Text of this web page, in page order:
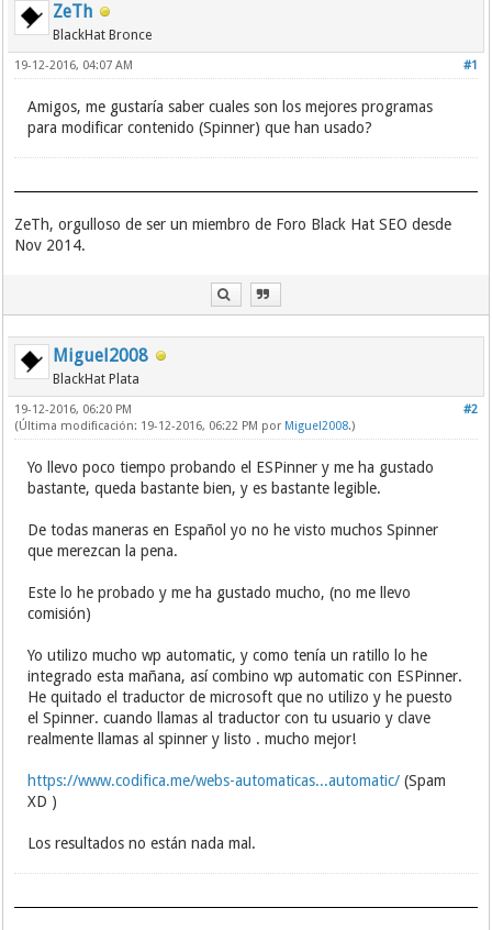
ZeTh
BlackHat Bronce
#1
19-12-2016, 04:07 AM
Amigos, me gustaría saber cuales son los mejores programas
para modificar contenido (Spinner) que han usado?
ZeTh, orgulloso de ser un miembro de Foro Black Hat SEO desde
Nov 2014.
Miguel2008
BlackHat Plata
#2
19-12-2016, 06:20 PM
(Última modificación: 19-12-2016, 06:22 PM por Miguel2008.)
Yo llevo poco tiempo probando el ESPinner y me ha gustado
bastante, queda bastante bien, y es bastante legible.
De todas maneras en Español yo no he visto muchos Spinner
que merezcan la pena.
Este lo he probado y me ha gustado mucho, (no me llevo
comisión)
Yo utilizo mucho wp automatic, y como tenía un ratillo lo he
integrado esta mañana, así combino wp automatic con ESPinner.
He quitado el traductor de microsoft que no utilizo y he puesto
el Spinner. cuando llamas al traductor con tu usuario y clave
realmente llamas al spinner y listo . mucho mejor!
https://www.codifica.me/webs-automaticas...automatic/ (Spam
XD )
Los resultados no están nada mal.